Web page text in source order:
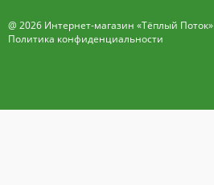
@ 2026 Интернет-магазин «Тёплый Поток»
Политика конфиденциальности